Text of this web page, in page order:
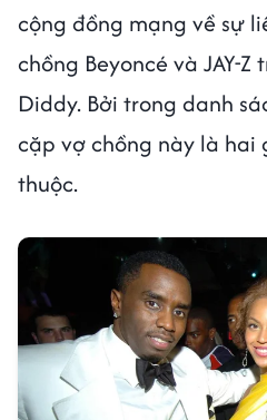
cộng đồng mạng về sự
chồng Beyoncé và JAY-
Diddy. Bởi trong danh
cặp vợ chồng này là hai
thuộc.